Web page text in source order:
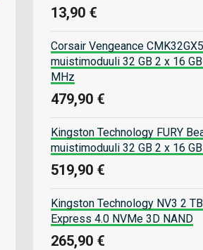
13,90 €
Corsair Vengeance
muistimoduuli 32 GB 2 x 16
MHz
479,90 €
Kingston Technology FURY
muistimoduuli 32 GB 2 x 16
519,90 €
Kingston Technology NV3 2
Express 4.0 NVMe 3D NAND
265,90 €